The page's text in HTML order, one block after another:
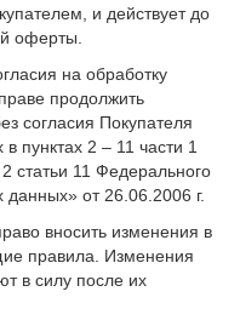
и действует до
оферты.
на обработку
продолжить
согласия Покупателя
пунктах 2 – 11 части 1
статьи 11 Федерального
от 26.06.2006 г.
вносить изменения в
правила. Изменения
в силу после их